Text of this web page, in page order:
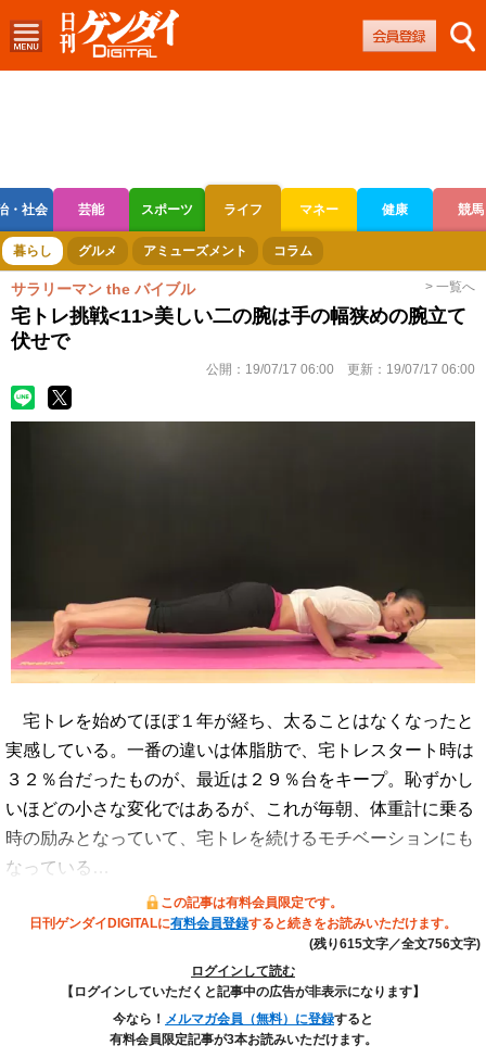
・社会 芸能 スポーツ ライフ マネー 健康 競馬
ボートレース 競輪 オートレース
暮らし グルメ アミューズメント コラム
サラリーマン the バイブル > 一覧へ
宅トレ挑戦<11>美しい二の腕は手の幅狭めの腕立て
伏せで
公開： 19/07/17 06:00 更新： 19/07/17 06:00
宅トレを始めてほぼ１年が経ち、太ることはなくなったと
実感している。一番の違いは体脂肪で、宅トレスタート時は
３２％台だったものが、最近は２９％台をキープ。恥ずかし
いほどの小さな変化ではあるが、これが毎朝、体重計に乗る
時の励みとなっていて、宅トレを続けるモチベーションにも
なっている…
この記事は有料会員限定です。
日刊ゲンダイDIGITALに有料会員登録すると続きをお読みいただけます。
(残り615文字／全文756文字)
ログインして読む
【ログインしていただくと記事中の広告が非表示になります】
今なら！ メルマガ会員（無料）に登録すると
有料会員限定記事が3本お読みいただけます。